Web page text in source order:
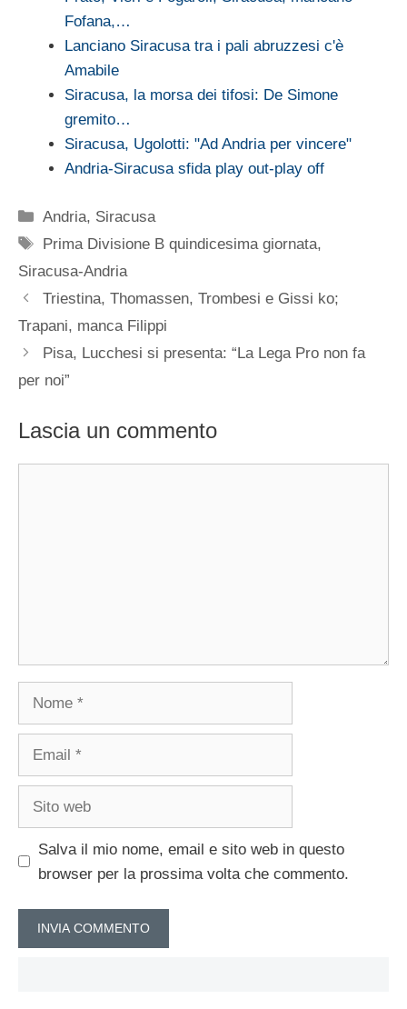
Fofana,…
Lanciano Siracusa tra i pali abruzzesi c'è
Amabile
Siracusa, la morsa dei tifosi: De Simone
gremito…
Siracusa, Ugolotti: "Ad Andria per vincere"
Andria-Siracusa sfida play out-play off
Categorie
Andria, Siracusa
Tag
Prima Divisione B quindicesima giornata,
Siracusa-Andria
Triestina, Thomassen, Trombesi e Gissi ko;
Trapani, manca Filippi
Pisa, Lucchesi si presenta: “La Lega Pro non fa
per noi”
Lascia un commento
Nome
Email
Sito
Salva il mio nome, email e sito web in questo
browser per la prossima volta che commento.